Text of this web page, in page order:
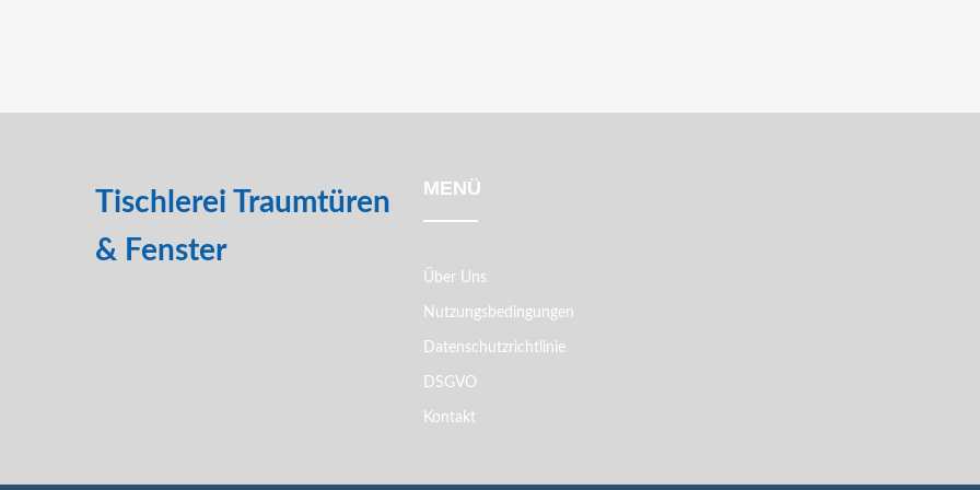
Tischlerei Traumtüren
& Fenster
MENÜ
Über Uns
Nutzungsbedingungen
Datenschutzrichtlinie
DSGVO
Kontakt